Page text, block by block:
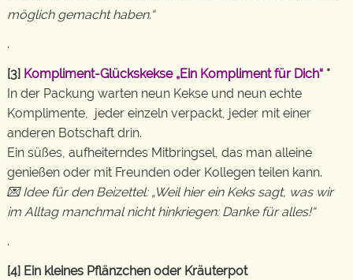
möglich gemacht haben.“
.
[3] Kompliment-Glückskekse „Ein Kompliment für Dich“ *
In der Packung warten neun Kekse und neun echte
Komplimente, jeder einzeln verpackt, jeder mit einer
anderen Botschaft drin.
Ein süßes, aufheiterndes Mitbringsel, das man alleine
genießen oder mit Freunden oder Kollegen teilen kann.
💌 Idee für den Beizettel: „Weil hier ein Keks sagt, was wir
im Alltag manchmal nicht hinkriegen: Danke für alles!“
.
[4] Ein kleines Pflänzchen oder Kräuterpot